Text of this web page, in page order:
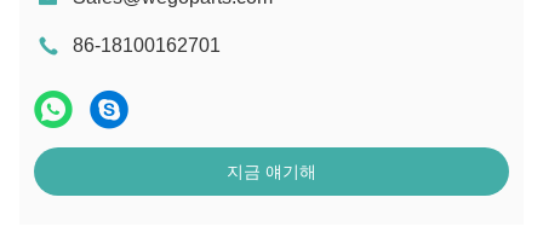
86-18100162701
지금 얘기해